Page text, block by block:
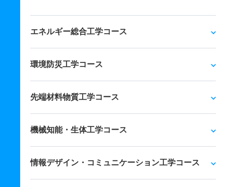
エネルギー総合工学コース
環境防災工学コース
先端材料物質工学コース
機械知能・生体工学コース
情報デザイン・コミュニケーション工学コース